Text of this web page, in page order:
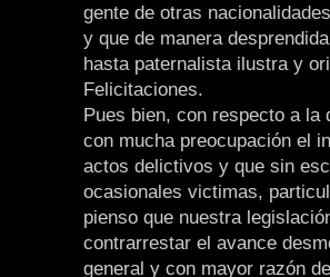
gente de otras
y que de manera
hasta paternalista ilustra y
Felicitaciones.
Pues bien, con respecto a la
con mucha preocupación el
actos delictivos y que sin
ocasionales victimas,
pienso que nuestra
contrarrestar el avance
general y con mayor razón